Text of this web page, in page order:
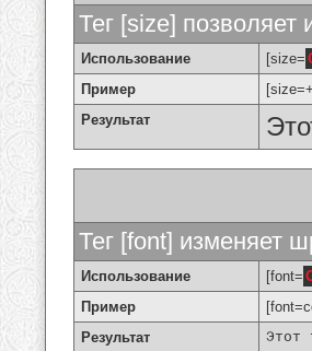
Тег [size]
Использование [size=
Пример
Результат
Тег [font] изменяет
Использование [font=
Пример
Результат
Этот